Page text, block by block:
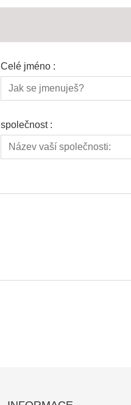
Celé jméno :
společnost :